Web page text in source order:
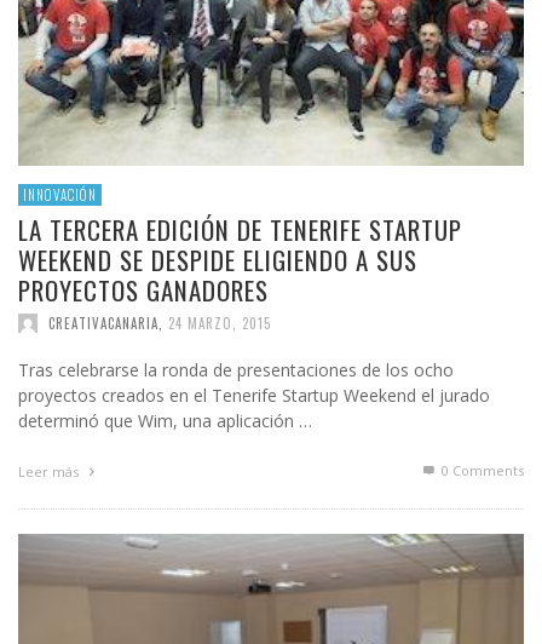
INNOVACIÓN
LA TERCERA EDICIÓN DE TENERIFE STARTUP
WEEKEND SE DESPIDE ELIGIENDO A SUS
PROYECTOS GANADORES
CREATIVACANARIA 24 MARZO, 2015
Tras celebrarse la ronda de presentaciones de los ocho
proyectos creados en el Tenerife Startup Weekend el jurado
determinó que Wim, una aplicación …
Leer más 0 Comments